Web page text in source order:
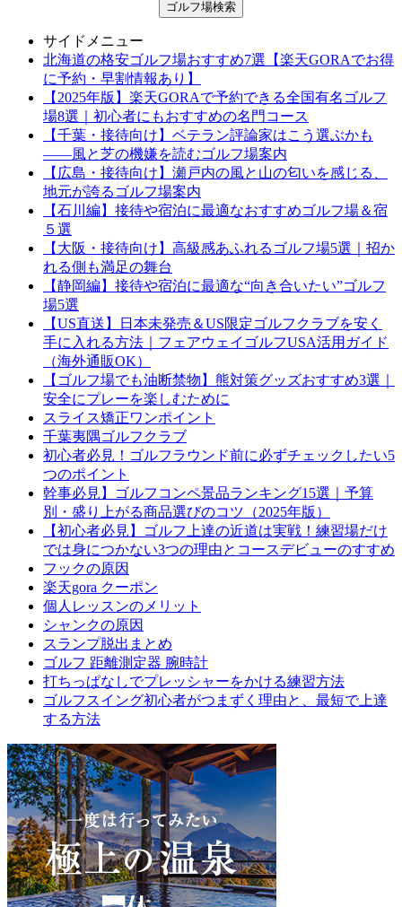
サイドメニュー
北海道の格安ゴルフ場おすすめ7選【楽天GORAでお得
に予約・早割情報あり】
【2025年版】楽天GORAで予約できる全国有名ゴルフ
場8選｜初心者にもおすすめの名門コース
【千葉・接待向け】ベテラン評論家はこう選ぶかも
——風と芝の機嫌を読むゴルフ場案内
【広島・接待向け】瀬戸内の風と山の匂いを感じる、
地元が誇るゴルフ場案内
【石川編】接待や宿泊に最適なおすすめゴルフ場＆宿
５選
【大阪・接待向け】高級感あふれるゴルフ場5選｜招か
れる側も満足の舞台
【静岡編】接待や宿泊に最適な“向き合いたい”ゴルフ
場5選
【US直送】日本未発売＆US限定ゴルフクラブを安く
手に入れる方法｜フェアウェイゴルフUSA活用ガイド
（海外通販OK）
【ゴルフ場でも油断禁物】熊対策グッズおすすめ3選｜
安全にプレーを楽しむために
スライス矯正ワンポイント
千葉夷隅ゴルフクラブ
初心者必見！ゴルフラウンド前に必ずチェックしたい5
つのポイント
幹事必見】ゴルフコンペ景品ランキング15選｜予算
別・盛り上がる商品選びのコツ（2025年版）
【初心者必見】ゴルフ上達の近道は実戦！練習場だけ
では身につかない3つの理由とコースデビューのすすめ
フックの原因
楽天gora クーポン
個人レッスンのメリット
シャンクの原因
スランプ脱出まとめ
ゴルフ 距離測定器 腕時計
打ちっぱなしでプレッシャーをかける練習方法
ゴルフスイング初心者がつまずく理由と、最短で上達
する方法